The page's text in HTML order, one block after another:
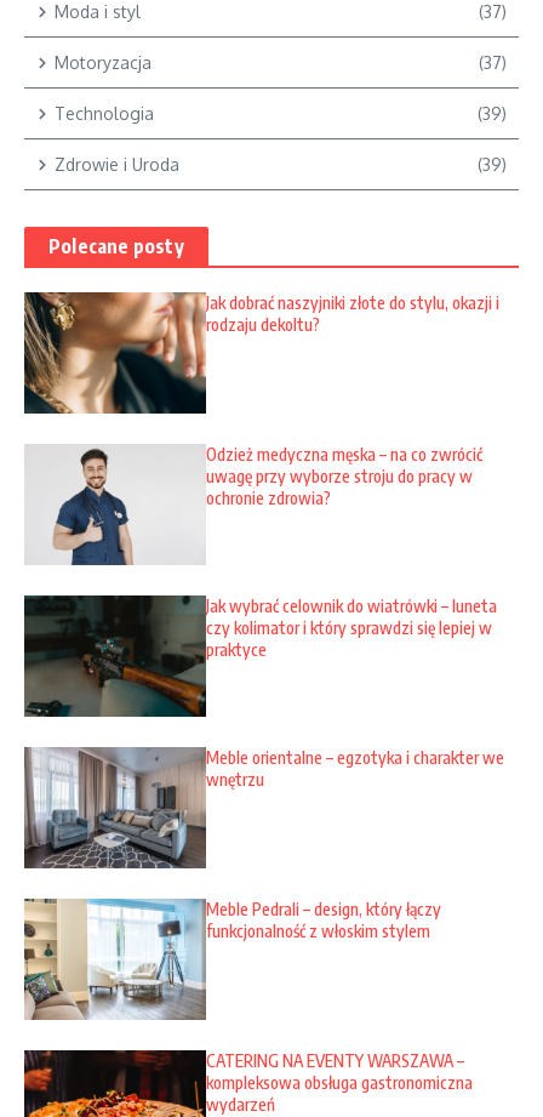
Moda i styl (37)
Motoryzacja (37)
Technologia (39)
Zdrowie i Uroda (39)
Polecane posty
Jak dobrać naszyjniki złote do stylu, okazji i
rodzaju dekoltu?
Odzież medyczna męska – na co zwrócić
uwagę przy wyborze stroju do pracy w
ochronie zdrowia?
Jak wybrać celownik do wiatrówki – luneta
czy kolimator i który sprawdzi się lepiej w
praktyce
Meble orientalne – egzotyka i charakter we
wnętrzu
Meble Pedrali – design, który łączy
funkcjonalność z włoskim stylem
CATERING NA EVENTY WARSZAWA –
kompleksowa obsługa gastronomiczna
wydarzeń